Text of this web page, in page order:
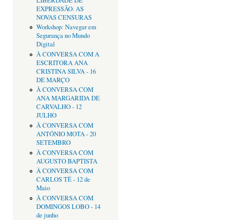
EXPRESSÃO. AS
NOVAS CENSURAS
Workshop: Navegar em
Segurança no Mundo
Digital
À CONVERSA COM A
ESCRITORA ANA
CRISTINA SILVA - 16
DE MARÇO
À CONVERSA COM
ANA MARGARIDA DE
CARVALHO - 12
JULHO
À CONVERSA COM
ANTÓNIO MOTA - 20
SETEMBRO
À CONVERSA COM
AUGUSTO BAPTISTA
À CONVERSA COM
CARLOS TÊ - 12 de
Maio
À CONVERSA COM
DOMINGOS LOBO - 14
de junho